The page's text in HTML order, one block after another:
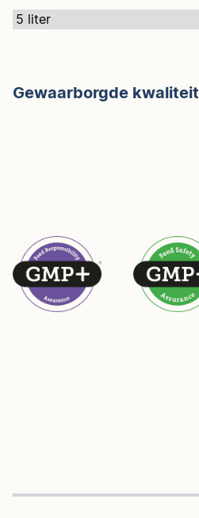
Gewaarborgde kwaliteit